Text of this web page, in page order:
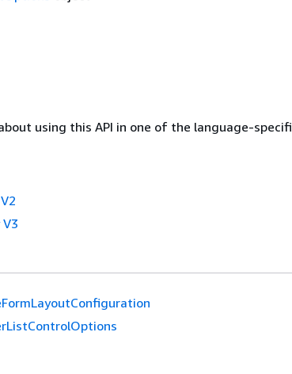
using this API in one of the language-